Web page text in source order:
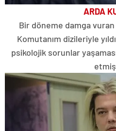
ARDA
Bir döneme damga
Komutanım dizileriyle
psikolojik sorunlar